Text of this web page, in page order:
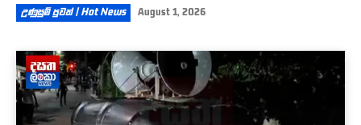
උණුසුම් පුවත් | Hot News August 1, 2026